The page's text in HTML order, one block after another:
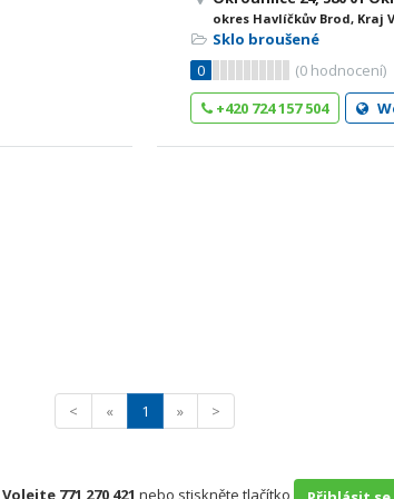
okres Havlíčkův Brod, Kraj
Sklo broušené
0
(0 hodnocení)
+420 724 157 504
< « 1 » >